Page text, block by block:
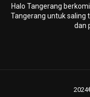
Halo Tangerang
Tangerang untuk saling
dan